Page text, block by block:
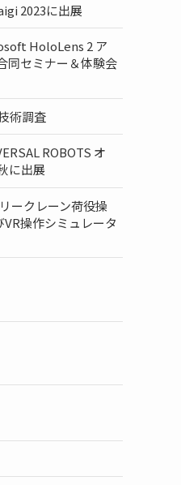
2023に出展
HoloLens 2 ア
同セミナー＆体験会
術調査
ROBOTS オ
に出展
ークレーン荷役操
操作シミュレータ